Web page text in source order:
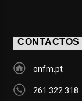
CONTACTOS
onfm.pt
261 322 318